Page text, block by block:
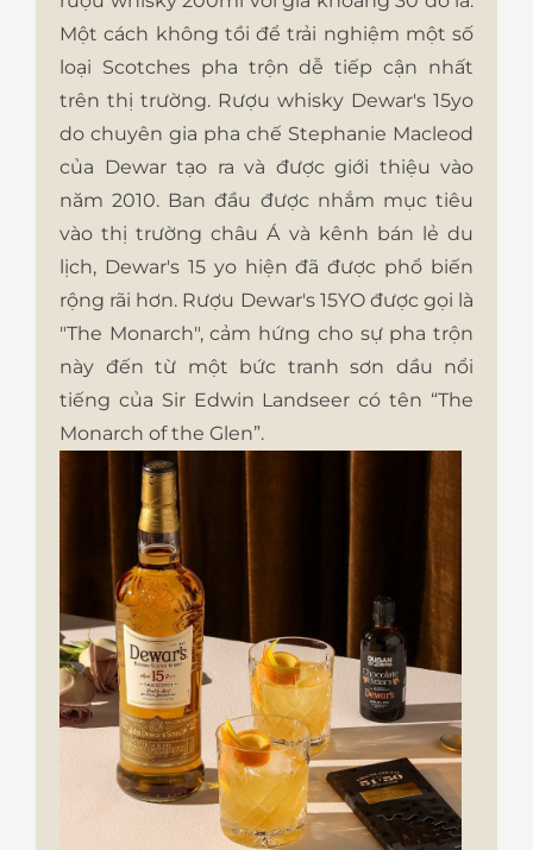
Một cách không tồi để trải nghiệm một số
loại Scotches pha trộn dễ tiếp cận nhất
trên thị trường. Rượu whisky Dewar's 15yo
do chuyên gia pha chế Stephanie Macleod
của Dewar tạo ra và được giới thiệu vào
năm 2010. Ban đầu được nhắm mục tiêu
vào thị trường châu Á và kênh bán lẻ du
lịch, Dewar's 15 yo hiện đã được phổ biến
rộng rãi hơn. Rượu Dewar's 15YOđược gọi là
"The Monarch", cảm hứng cho sự pha trộn
này đến từ một bức tranh sơn dầu nổi
tiếng của Sir Edwin Landseer có tên “The
Monarch of the Glen”.